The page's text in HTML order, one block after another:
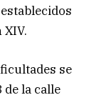
XIV.
se
la calle